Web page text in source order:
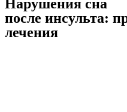
Нарушения сна
после инсульта:
лечения